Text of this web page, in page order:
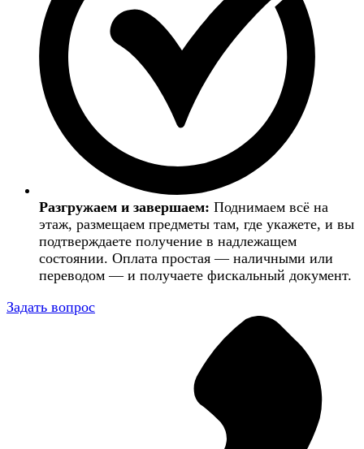
Разгружаем и завершаем: Поднимаем всё на
этаж, размещаем предметы там, где укажете, и вы
подтверждаете получение в надлежащем
состоянии. Оплата простая — наличными или
переводом — и получаете фискальный документ.
Задать вопрос